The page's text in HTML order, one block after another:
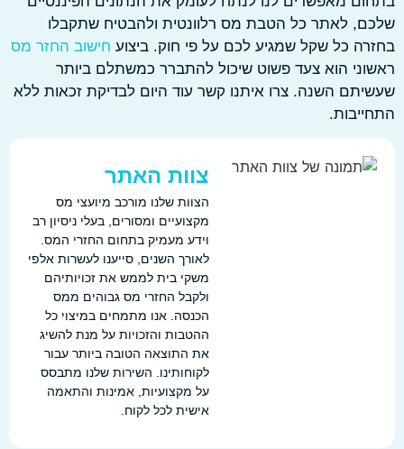
לאתר כל הטבת מס רלוונטית ולהבטיח שתקבלו
כל שקל שמגיע לכם על פי חוק. ביצועחישוב החזר מס
הוא צעד פשוט שיכול להתברר כמשתלם ביותר
השנה. צרו איתנו קשר עוד היום לבדיקת זכאות ללא
צוות האתר
הצוות שלנו מורכב מיועצי מס
מקצועיים ומסורים, בעלי ניסיון רב
וידע מעמיק בתחום החזרי המס.
לאורך השנים, סייענו לעשרות אלפי
משקי בית לממש את זכויותיהם
ולקבל החזרי מס גבוהים ממס
הכנסה. אנו מתמחים במיצוי כל
ההטבות והזכויות על מנת להשיג
את התוצאה הטובה ביותר עבור
לקוחותינו. השירות שלנו מתבסס
על מקצועיות, אמינות והתאמה
אישית לכל לקוח.